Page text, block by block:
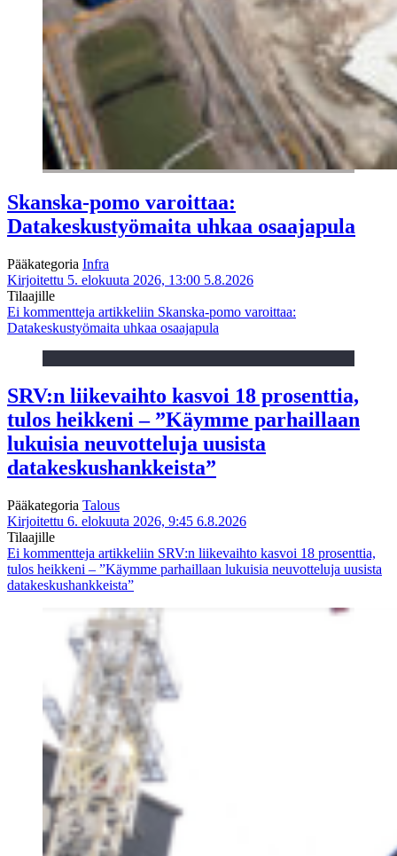
Skanska-pomo varoittaa:
Datakeskustyömaita uhkaa osaajapula
Pääkategoria Infra
Kirjoitettu 5. elokuuta 2026, 13:00 5.8.2026
Tilaajille
Ei kommentteja artikkeliin Skanska-pomo varoittaa:
Datakeskustyömaita uhkaa osaajapula
SRV:n liikevaihto kasvoi 18 prosenttia,
tulos heikkeni – ”Käymme parhaillaan
lukuisia neuvotteluja uusista
datakeskushankkeista”
Pääkategoria Talous
Kirjoitettu 6. elokuuta 2026, 9:45 6.8.2026
Tilaajille
Ei kommentteja artikkeliin SRV:n liikevaihto kasvoi 18 prosenttia,
tulos heikkeni – ”Käymme parhaillaan lukuisia neuvotteluja uusista
datakeskushankkeista”